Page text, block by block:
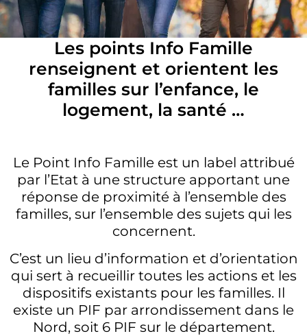
Les points Info Famille
renseignent et orientent les
familles sur l’enfance, le
logement, la santé …
Le Point Info Famille est un label attribué
par l’Etat à une structure apportant une
réponse de proximité à l’ensemble des
familles, sur l’ensemble des sujets qui les
concernent.
C’est un lieu d’information et d’orientation
qui sert à recueillir toutes les actions et les
dispositifs existants pour les familles. Il
existe un PIF par arrondissement dans le
Nord, soit 6 PIF sur le département.